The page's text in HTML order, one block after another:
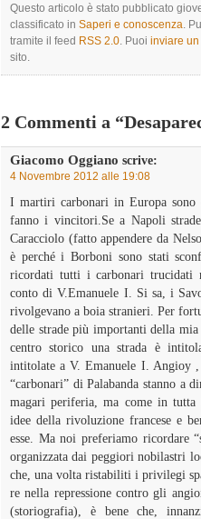
Questo articolo è stato pubblicato
classificato in Saperi e conoscenza .
tramite il feed RSS 2.0 . Puoi inviare
sito.
2 Commenti a
Giacomo Oggiano scrive:
4 Novembre 2012 alle 19:08
I martiri carbonari in Europa
fanno i vincitori.Se a Napoli
Caracciolo (fatto appendere da
è perché i Borboni sono stati
ricordati tutti i carbonari trucidati
conto di V.Emanuele I. Si sa, i
rivolgevano a boia stranieri. Per
delle strade più importanti della
centro storico una strada è
intitolate a V. Emanuele I. Angioy
“carbonari” di Palabanda stanno a
magari periferia, ma come in
idee della rivoluzione francese e
esse. Ma noi preferiamo ricordare
organizzata dai peggiori nobilastri
che, una volta ristabiliti i privilegi
re nella repressione contro gli
(storiografia), è bene che,